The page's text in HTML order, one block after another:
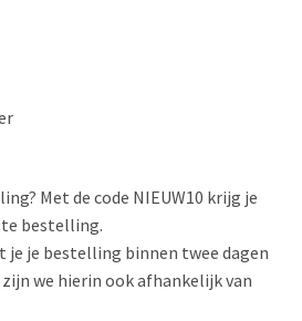
Met de code NIEUW10 krijg je
bestelling.
je je bestelling binnen twee dagen
we hierin ook afhankelijk van